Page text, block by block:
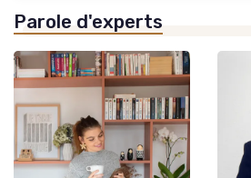
Parole d'experts